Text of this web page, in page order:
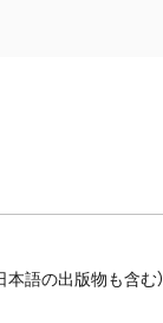
語の出版物も含む）